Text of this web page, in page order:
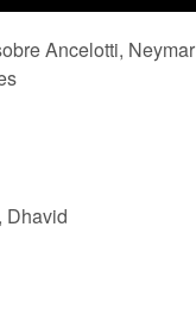
Ancelotti, Neymar
Dhavid